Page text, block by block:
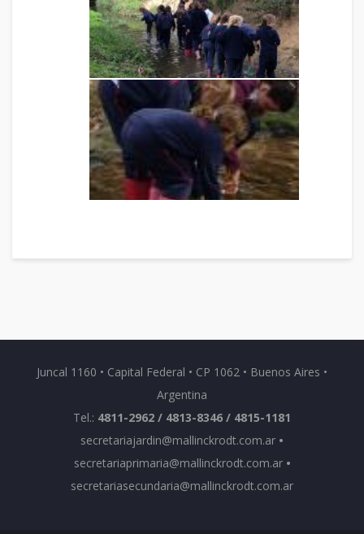
Juncal 1160 • Capital Federal • CP 1062 • Buenos Aires •
Argentina
Tel.: 4811-2962 / 4813-8346 / 4815-1181
secretariajardin@mallinckrodt.com.ar •
secretariaprimaria@mallinckrodt.com.ar •
secretariasecundaria@mallinckrodt.com.ar